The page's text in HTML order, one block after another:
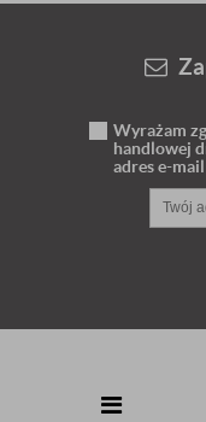
Wyrażam
handlowej
adres e-mail